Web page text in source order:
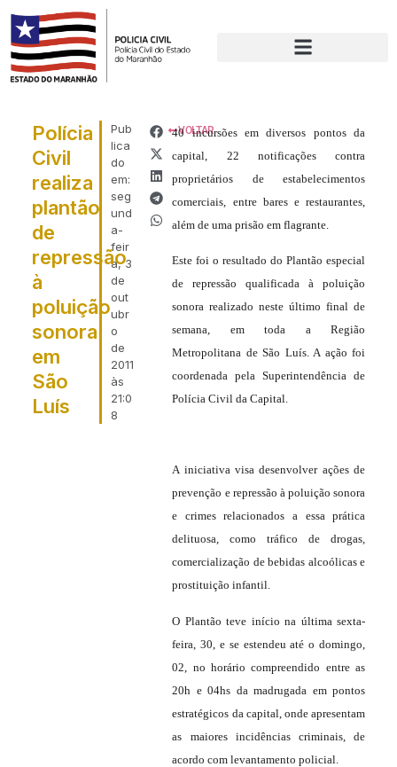
Pub
lica
do
em:
seg
und
a-
feir
a, 3
de
out
ubr
o
de
2011
às
21:0
8
Polícia
Civil
realiza
plantão
de
repressão
à
poluição
sonora
em
São
Luís
VOLTAR
40 incursões em diversos pontos da
capital, 22 notificações contra
proprietários de estabelecimentos
comerciais, entre bares e restaurantes,
além de uma prisão em flagrante.
Este foi o resultado do Plantão especial
de repressão qualificada à poluição
sonora realizado neste último final de
semana, em toda a Região
Metropolitana de São Luís. A ação foi
coordenada pela Superintendência de
Polícia Civil da Capital.
A iniciativa visa desenvolver ações de
prevenção e repressão à poluição sonora
e crimes relacionados a essa prática
delituosa, como tráfico de drogas,
comercialização de bebidas alcoólicas e
prostituição infantil.
O Plantão teve início na última sexta-
feira, 30, e se estendeu até o domingo,
02, no horário compreendido entre as
20h e 04hs da madrugada em pontos
estratégicos da capital, onde apresentam
as maiores incidências criminais, de
acordo com levantamento policial.